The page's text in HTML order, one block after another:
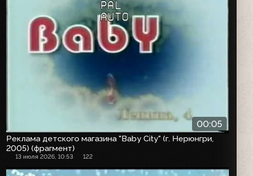
00:05
Реклама детского магазина "Baby City" (г. Нерюнгри,
2005) (фрагмент)
13 июля 2026, 10:53 122